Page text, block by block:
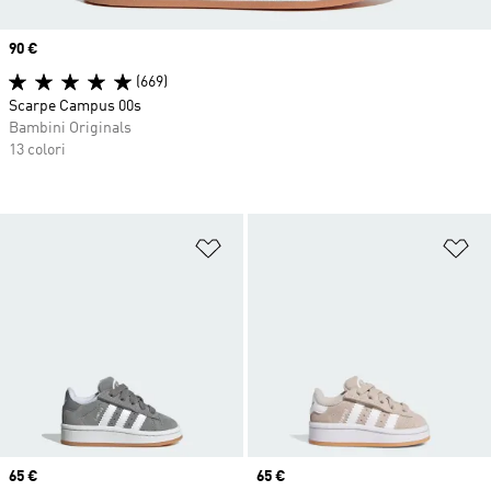
Aggiungi alla lista dei desideri
Price
65 € Price
65 €
Price
90 €
(669)
Scarpe Campus 00s
Bambini Originals
13 colori